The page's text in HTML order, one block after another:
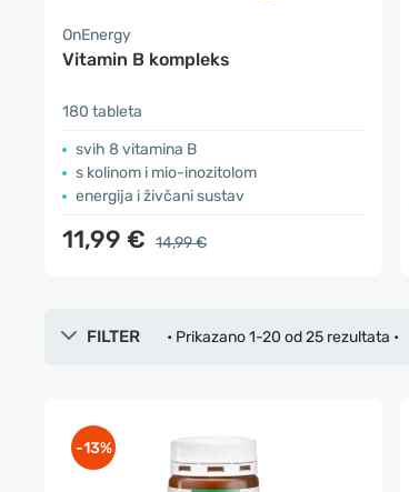
OnEnergy
Vitamin B kompleks
180 tableta
svih 8 vitamina B
s kolinom i mio-inozitolom
energija i živčani sustav
11,99 € 14,99 €
FILTER • Prikazano 1-20 od 25 rezultata •
-13%